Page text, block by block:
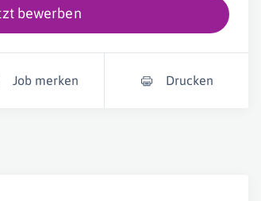
bewerben
Job merken Drucken